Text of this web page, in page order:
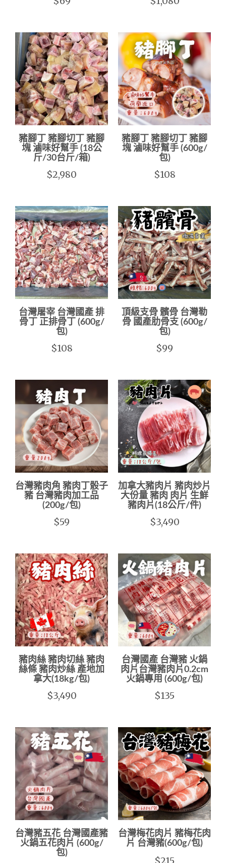
豬腳丁 豬腳切丁 豬腳
塊 滷味好幫手 (18公
斤/30台斤/箱)
$2,980
豬腳丁 豬腳切丁 豬腳
塊 滷味好幫手 (600g/
包)
$108
台灣屠宰 台灣國產 排
骨丁 正排骨丁 (600g/
包)
$108
頂級支骨 髕骨 台灣勒
骨 國產肋骨支 (600g/
包)
$99
台灣豬肉角 豬肉丁骰子
豬 台灣豬肉加工品
(200g/包)
$59
加拿大豬肉片 豬肉炒片
大份量 豬肉 肉片 生鮮
豬肉片(18公斤/件)
$3,490
豬肉絲 豬肉切絲 豬肉
絲條 豬肉炒絲 產地加
拿大(18kg/包)
$3,490
台灣國產 台灣豬 火鍋
肉片台灣豬肉片0.2cm
火鍋專用 (600g/包)
$135
台灣豬五花 台灣國產豬
火鍋五花肉片 (600g/
包)
台灣梅花肉片 豬梅花肉
片 台灣豬(600g/包)
$215